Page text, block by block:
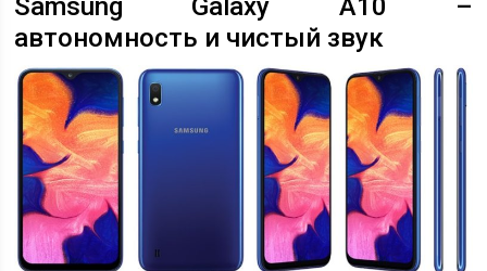
Samsung Galaxy A10 –
автономность и чистый звук